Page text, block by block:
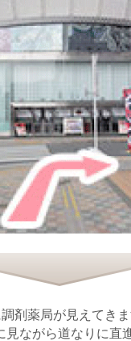
剤薬局が見えてきま
見ながら道なりに直